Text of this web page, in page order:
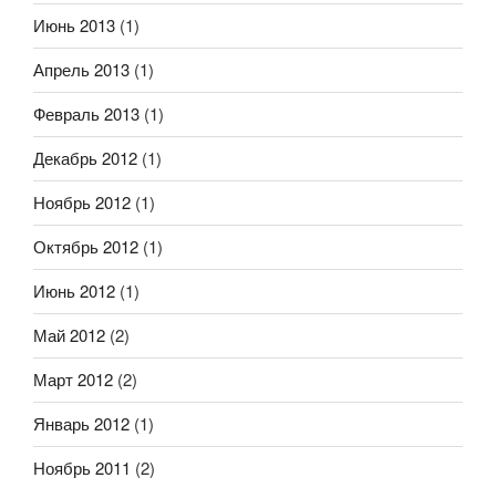
Июнь 2013 (1)
Апрель 2013 (1)
Февраль 2013 (1)
Декабрь 2012 (1)
Ноябрь 2012 (1)
Октябрь 2012 (1)
Июнь 2012 (1)
Май 2012 (2)
Март 2012 (2)
Январь 2012 (1)
Ноябрь 2011 (2)